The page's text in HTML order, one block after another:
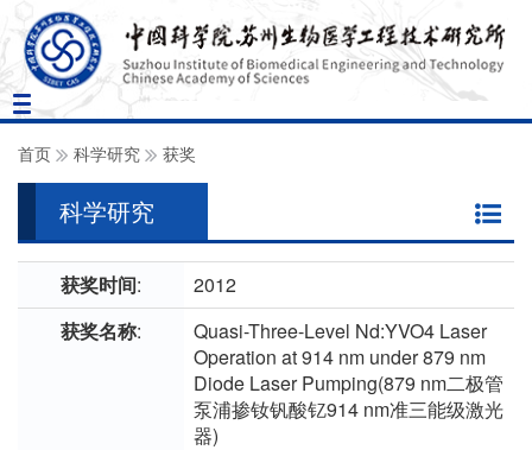
Toggle
navigation
首页 科学研究 获奖
科学研究
获奖时间:
2012
获奖名称:
Quasi-Three-Level Nd:YVO4 Laser
Operation at 914 nm under 879 nm
Diode Laser Pumping(879 nm二极管
泵浦掺钕钒酸钇914 nm准三能级激光
器)